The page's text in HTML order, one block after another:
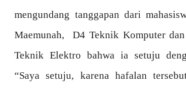
mengundang tanggapan dari
Maemunah, D4 Teknik Komputer
Teknik Elektro bahwa ia setuju
“Saya setuju, karena hafalan